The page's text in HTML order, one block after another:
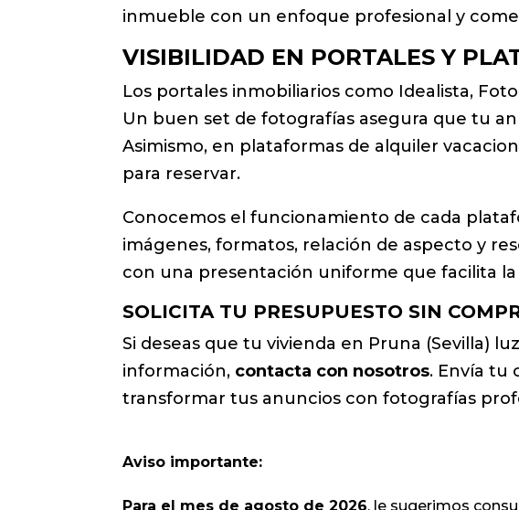
inmueble con un enfoque profesional y
VISIBILIDAD EN PORTALES Y
Los portales inmobiliarios como Idealista,
Un buen set de fotografías asegura que tu
Asimismo, en plataformas de alquiler
para reservar.
Conocemos el funcionamiento de cada
imágenes, formatos, relación de aspecto y
con una presentación uniforme que facilita
SOLICITA TU PRESUPUESTO SIN
Si deseas que tu vivienda en Pruna (Sevilla)
información, contacta con nosotros. Envía tu
transformar tus anuncios con fotografías
Aviso importante:
Para el mes de agosto de 2026, le sugerimos